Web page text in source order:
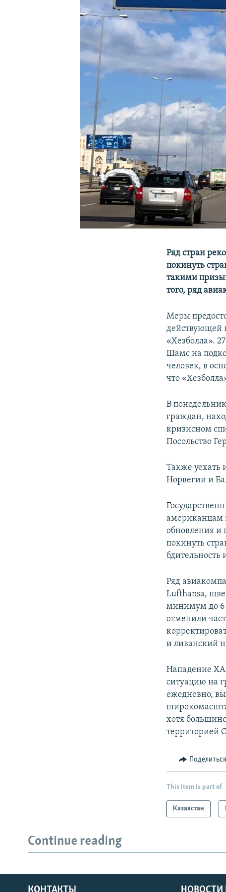
Ряд стран
покинуть
такими
того, ряд
Меры
действующей
«Хезболла».
Шамс на
человек, в
что
В
граждан,
кризисном
Посольство
Также уехать
Норвегии и
американцам
обновления и
покинуть
бдительность
Ряд
Lufthansa,
минимум до 6
отменили
и ливанский
Нападение
ситуацию на
ежедневно,
хотя
территорией
Поделиться
This item is part of
Казахстан
Continue reading
КОНТАКТЫ НОВОСТИ